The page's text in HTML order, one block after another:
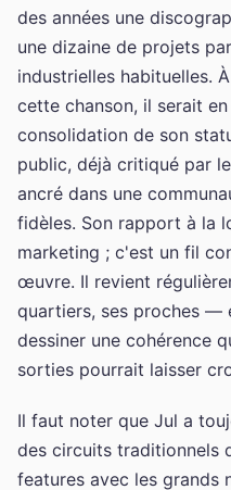
des années une
une dizaine de projets
industrielles habituelles.
cette chanson, il serait
consolidation de son
public, déjà critiqué par
ancré dans une
fidèles. Son rapport à la
marketing ; c'est un fil
œuvre. Il revient
quartiers, ses proches —
dessiner une cohérence
sorties pourrait laisser
Il faut noter que Jul a
des circuits traditionnels
features avec les grands